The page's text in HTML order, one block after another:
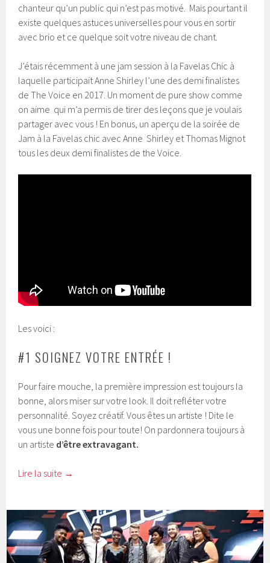
chanteur qu’un public qui n’est pas motivé. Mais pourtant il
existe quelques astuces universelles pour vous en sortir
avec brio et ce quelque soit votre niveau de chant.
J’étais récemment à une jam session à la Favelas Chic à
laquelle participait Anne Shirley l’une des demi finalistes
de The Voice en 2017. Un moment de pure show comme
on aime qui m’a permis de tirer des leçons que je voulais
partager avec vous ! En bonus, un aperçu de la soirée de
Jam à la Favelas chic avec Anne Shirley et Thomas Mignot
tous les deux demi finalistes de the Voice.
Les voici :
#1 SOIGNEZ VOTRE ENTRÉE !
Pour faire mouche, la première impression est toujours la
bonne, alors miser sur votre look. Il doit refléter votre
personnalité. Soyez créatif. Vous êtes un artiste ! Dite le
vous une bonne fois pour toute! On pardonnera toujours à
un artiste d’être extravagant.
Lire la suite →